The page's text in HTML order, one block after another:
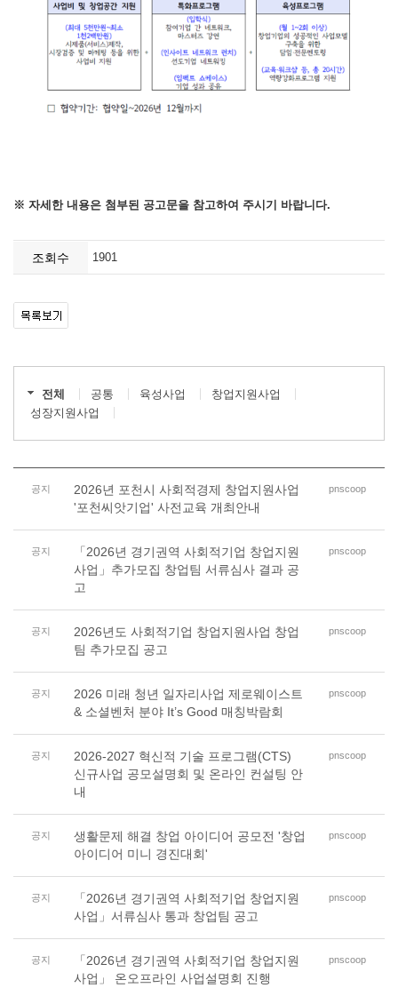
※ 자세한 내용은 첨부된 공고문을 참고하여 주시기 바랍니다.
조회수 1901
전체 공통 육성사업
창업지원사업
성장지원사업
공지
2026년 포천시 사회적경제 창업지원사업
'포천씨앗기업' 사전교육 개최안내
pnscoop
공지
「2026년 경기권역 사회적기업 창업지원
사업」추가모집 창업팀 서류심사 결과 공
고
pnscoop
공지
2026년도 사회적기업 창업지원사업 창업
팀 추가모집 공고
pnscoop
공지
2026 미래 청년 일자리사업 제로웨이스트
& 소셜벤처 분야 It’s Good 매칭박람회
pnscoop
공지
2026-2027 혁신적 기술 프로그램(CTS)
신규사업 공모설명회 및 온라인 컨설팅 안
내
pnscoop
공지
생활문제 해결 창업 아이디어 공모전 '창업
아이디어 미니 경진대회'
pnscoop
공지
「2026년 경기권역 사회적기업 창업지원
사업」서류심사 통과 창업팀 공고
pnscoop
공지
「2026년 경기권역 사회적기업 창업지원
사업」 온오프라인 사업설명회 진행
pnscoop